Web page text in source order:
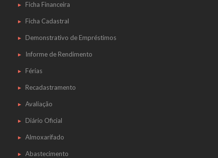
Ficha Financeira
Ficha Cadastral
Demonstrativo de Empréstimos
Informe de Rendimento
Férias
Recadastramento
Avaliação
Diário Oficial
Almoxarifado
Abastecimento